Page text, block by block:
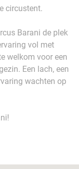
circustent.
Barani de plek
vol met
welkom voor een
Een lach, een
wachten op